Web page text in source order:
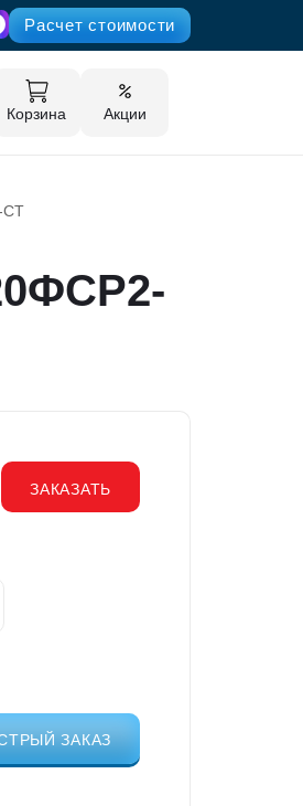
Расчет стоимости
Корзина Акции
СT
ЗАКАЗАТЬ
ЗАКАЗ